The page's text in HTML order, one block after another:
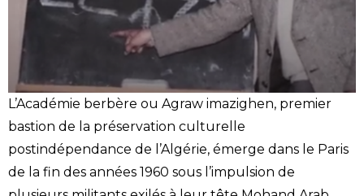
L’Académie berbère ou Agraw imazighen, premier
bastion de la préservation culturelle
postindépendance de l’Algérie, émerge dans le Paris
de la fin des années 1960 sous l’impulsion de